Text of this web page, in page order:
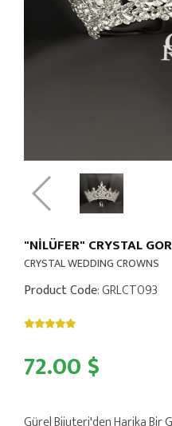
"NİLÜFER" CRYSTAL
CRYSTAL WEDDING CROWNS
Product Code: GRLCT093
72.00 $